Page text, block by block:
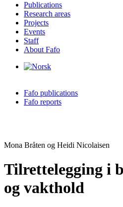
Publications
Research areas
Projects
Events
Staff
About Fafo
Fafo publications
Fafo reports
Mona Bråten og Heidi Nicolaisen
Tilrettelegging i
og vakthold